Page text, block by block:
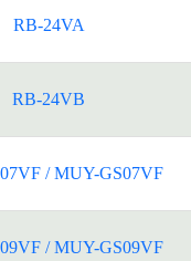
RB-24VA
RB-24VB
/ MUY-GS07VF
/ MUY-GS09VF